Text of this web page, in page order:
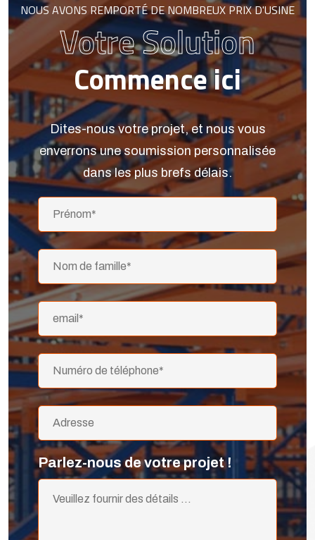
NOUS AVONS REMPORTÉ DE NOMBREUX PRIX D'USINE
Votre Solution
Commence ici
Dites-nous votre projet, et nous vous
enverrons une soumission personnalisée
dans les plus brefs délais.
Parlez-nous de votre projet !